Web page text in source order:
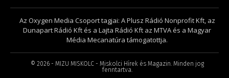
Az Oxygen Media Csoport tagjai: A Plusz Rádió Nonprofit Kft, az
Dunapart Rádió Kft és a Lajta Rádió Kft az MTVA és a Magyar
Média Mecanatúra támogatottja.
© 2026- MIZU MISKOLC - Miskolci Hírek és Magazin. Minden jog
fenntartva.